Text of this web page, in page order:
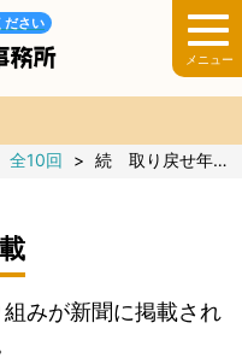
ださい
10回 > 続 取り戻せ年金 ⑩ 働いた証し「遺族年金」 わずかな情報を頼りに
みが新聞に掲載され